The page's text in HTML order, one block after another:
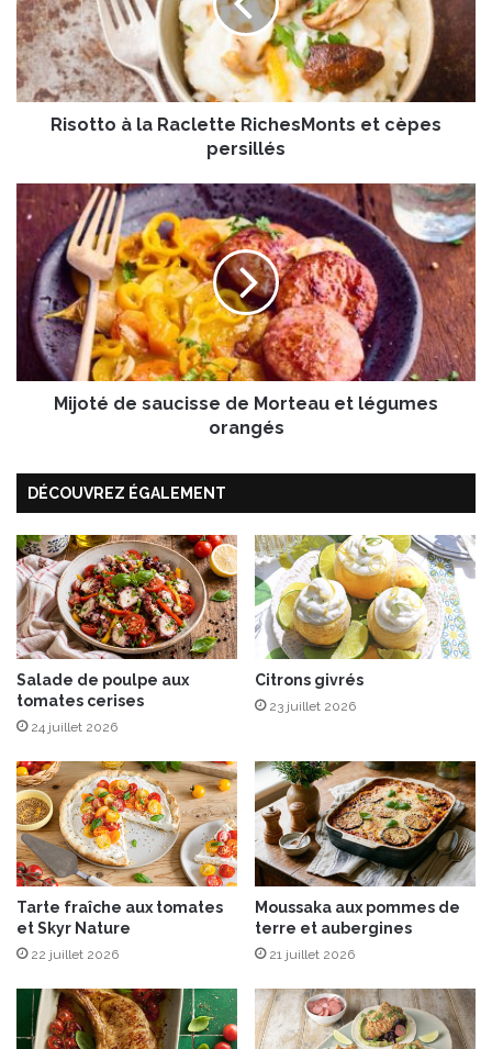
t
t
o
à
l
e
e
n
t
s
e
t
c
è
p
e
s
e
r
s
i
l
l
é
s
Risotto à la Raclette RichesMonts et cèpes
persillés
o
é
s
i
s
e
d
e
M
o
r
t
e
a
e
t
l
é
g
u
m
e
s
Mijoté de saucisse de Morteau et légumes
orangés
DÉCOUVREZ ÉGALEMENT
Salade de poulpe aux
tomates cerises
24 juillet 2026
Citrons givrés
23 juillet 2026
Tarte fraîche aux tomates
et Skyr Nature
22 juillet 2026
Moussaka aux pommes de
terre et aubergines
21 juillet 2026